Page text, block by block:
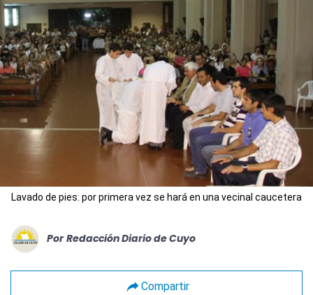
Lavado de pies: por primera vez se hará en una vecinal caucetera
Por Redacción Diario de Cuyo
Compartir